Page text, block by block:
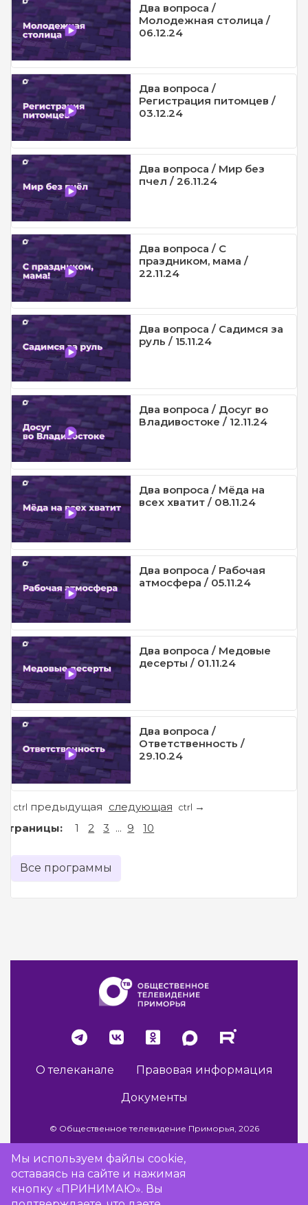
Два вопроса /
Молодежная столица /
06.12.24
Два вопроса /
Регистрация питомцев /
03.12.24
Два вопроса / Мир без
пчел / 26.11.24
Два вопроса / С
праздником, мама /
22.11.24
Два вопроса / Садимся за
руль / 15.11.24
Два вопроса / Досуг во
Владивостоке / 12.11.24
Два вопроса / Мёда на
всех хватит / 08.11.24
Два вопроса / Рабочая
атмосфера / 05.11.24
Два вопроса / Медовые
десерты / 01.11.24
Два вопроса /
Ответственность /
29.10.24
ctrl предыдущая следующая ctrl →
Страницы: 1 2 3 ... 9 10
Все программы
О телеканале Правовая информация
Документы
© Общественное телевидение Приморья, 2026
Разработка сайта -Vladweb
Мы используем файлы cookie,
оставаясь на сайте и нажимая
кнопку «ПРИНИМАЮ». Вы